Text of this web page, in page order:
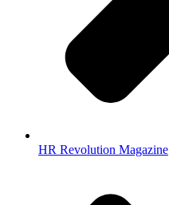
HR Revolution Magazine